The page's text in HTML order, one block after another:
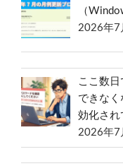
（
2026年7
ここ数
できな
効化され
2026年7